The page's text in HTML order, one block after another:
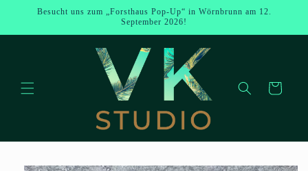
Direkt zumBesucht uns zum „Forsthaus Pop-Up“ in Wörnbrunn am 12.
September 2026!
Warenkorb